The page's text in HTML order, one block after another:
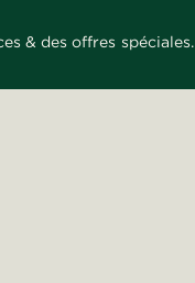
& des offres spéciales.